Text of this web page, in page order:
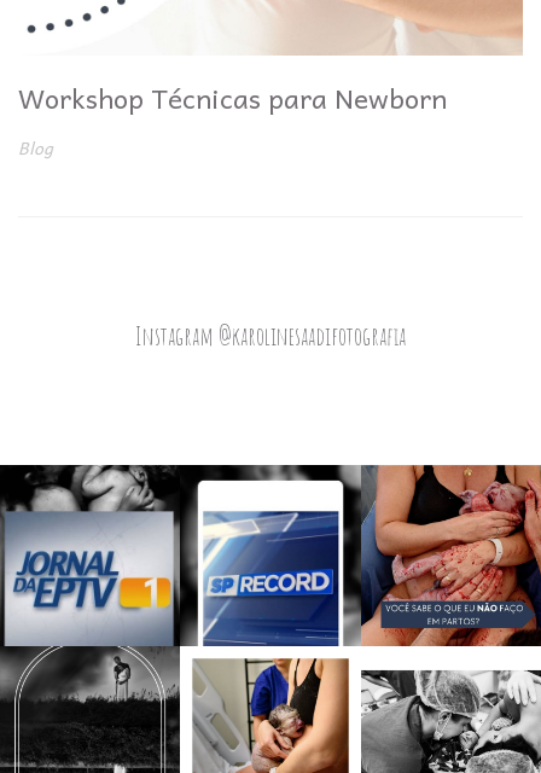
Workshop Técnicas para Newborn
Blog
Instagram @karolinesaadifotografia